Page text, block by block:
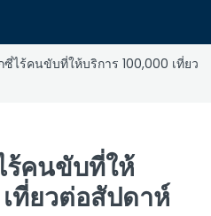
ไร้คนขับที่ให้บริการ 100,000 เที่ยว
คนขับที่ให้
ที่ยวต่อสัปดาห์